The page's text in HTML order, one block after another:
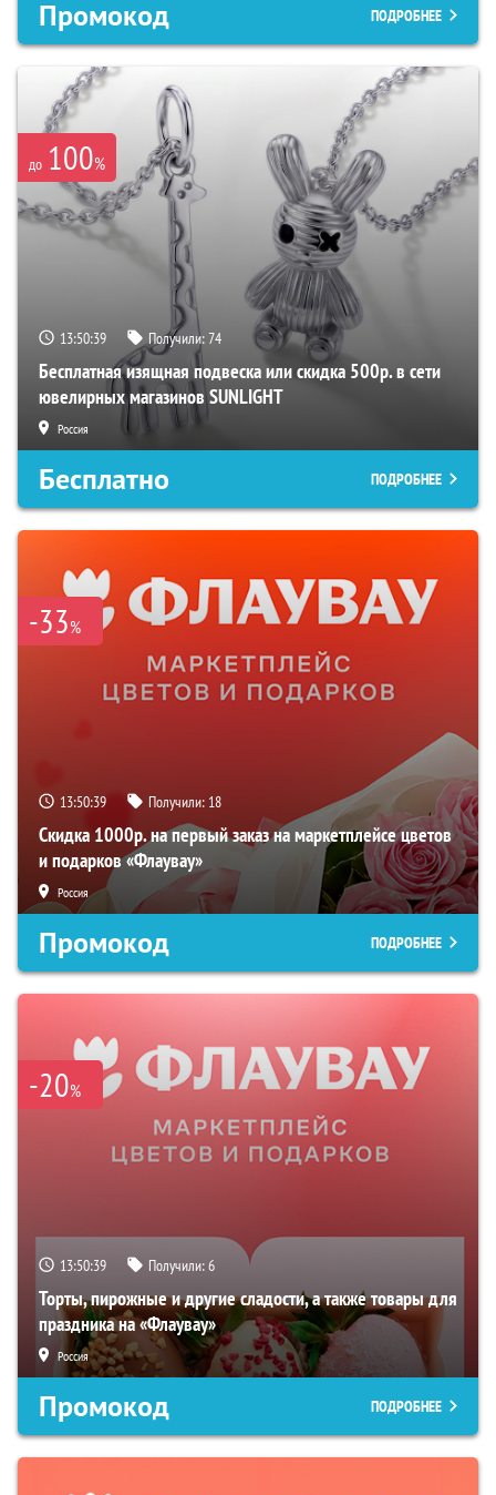
Промокод ПОДРОБНЕЕ
до 100%
13:50:38 Получили:74
Бесплатная изящная подвеска или скидка 500р. в сети
ювелирных магазинов SUNLIGHT
Россия
Бесплатно ПОДРОБНЕЕ
-33%
13:50:38 Получили: 18
Скидка 1000р. на первый заказ на маркетплейсе цветов
и подарков «Флаувау»
Россия
Промокод ПОДРОБНЕЕ
-20%
13:50:38 Получили:6
Торты, пирожные и другие сладости, а также товары для
праздника на «Флаувау»
Россия
Промокод ПОДРОБНЕЕ